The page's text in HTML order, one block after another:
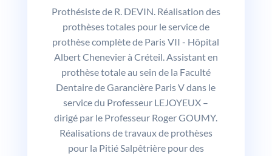
Prothésiste de R. DEVIN. Réalisation des
prothèses totales pour le service de
prothèse complète de Paris VII - Hôpital
Albert Chenevier à Créteil. Assistant en
prothèse totale au sein de la Faculté
Dentaire de Garancière Paris V dans le
service du Professeur LEJOYEUX –
dirigé par le Professeur Roger GOUMY.
Réalisations de travaux de prothèses
pour la Pitié Salpêtrière pour des